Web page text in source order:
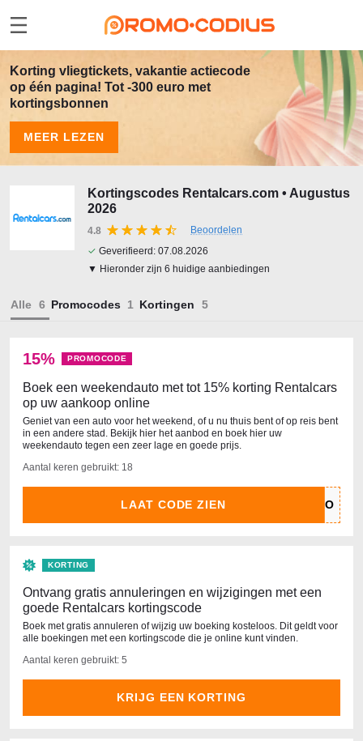
Korting vliegtickets, vakantie actiecode
op één pagina! Tot -300 euro met
kortingsbonnen
MEER LEZEN
Kortingscodes Rentalcars.com • Augustus
2026
4.8
Beoordelen
✓ Geverifieerd: 07.08.2026
▼ Hieronder zijn 6 huidige aanbiedingen
Alle Promocodes Kortingen
15% PROMOCODE
Boek een weekendauto met tot 15% korting Rentalcars
op uw aankoop online
Geniet van een auto voor het weekend, of u nu thuis bent of op reis bent
in een andere stad. Bekijk hier het aanbod en boek hier uw
weekendauto tegen een zeer lage en goede prijs.
Aantal keren gebruikt: 18
LAAT CODE ZIEN
KORTING
Ontvang gratis annuleringen en wijzigingen met een
goede Rentalcars kortingscode
Boek met gratis annuleren of wijzig uw boeking kosteloos. Dit geldt voor
alle boekingen met een kortingscode die je online kunt vinden.
Aantal keren gebruikt: 5
KRIJG EEN KORTING